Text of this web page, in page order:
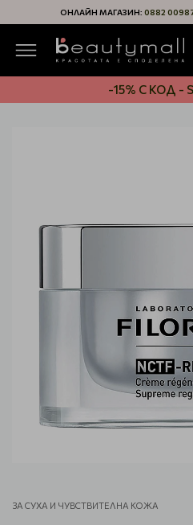
ОНЛАЙН МАГАЗИН: 0882
-15% С КОД -
ЗА СУХА И ЧУВСТВИТЕЛНА КОЖА